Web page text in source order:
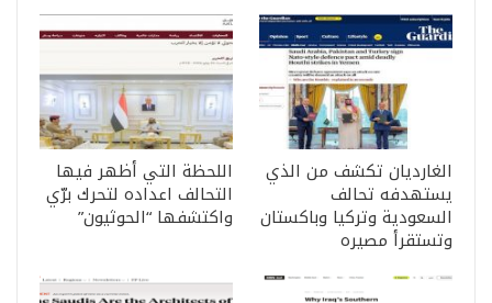
الغارديان تكشف من الذي
يستهدفه تحالف
السعودية وتركيا وباكستان
وتستقرأ مصيره
اللحظة التي أظهر فيها
التحالف اعداده لتحرك برّي
واكتشفها “الحوثيون”